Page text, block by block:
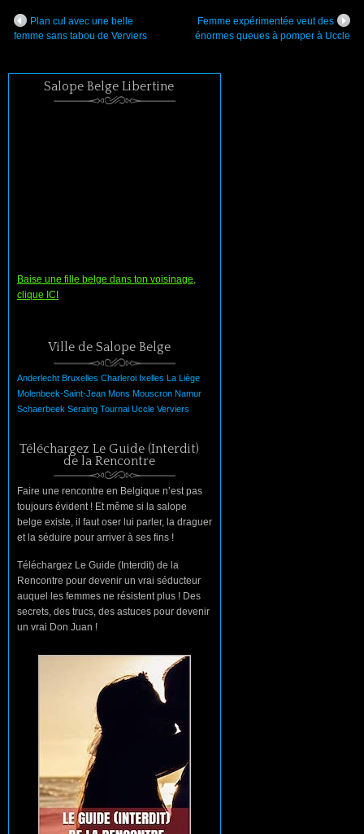
Plan cul avec une belle
femme sans tabou de Verviers
Femme expérimentée veut des
énormes queues à pomper à Uccle
Salope Belge Libertine
Baise une fille belge dans ton voisinage,
clique ICI
Ville de Salope Belge
Anderlecht Bruxelles Charleroi Ixelles La Liège
Molenbeek-Saint-Jean Mons Mouscron Namur
Schaerbeek Seraing Tournai Uccle Verviers
Téléchargez Le Guide (Interdit)
de la Rencontre
Faire une rencontre en Belgique n’est pas
toujours évident ! Et même si la salope
belge existe, il faut oser lui parler, la draguer
et la séduire pour arriver à ses fins !
Téléchargez Le Guide (Interdit) de la
Rencontre pour devenir un vrai séducteur
auquel les femmes ne résistent plus ! Des
secrets, des trucs, des astuces pour devenir
un vrai Don Juan !